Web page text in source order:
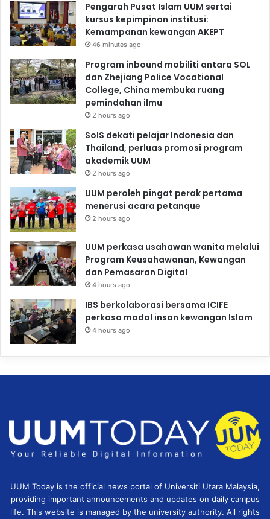
Pengarah Pusat Islam UUM sertai
kursus kepimpinan institusi:
Kemampanan kewangan AKEPT
46 minutes ago
Program inbound mobiliti antara SOL
dan Zhejiang Police Vocational
College, China membuka ruang
pemindahan ilmu
2 hours ago
SoIS dekati pelajar Indonesia dan
Thailand, perluas promosi program
akademik UUM
2 hours ago
UUM peroleh pingat perak pertama
menerusi acara petanque
2 hours ago
UUM perkasa usahawan wanita melalui
Program Keusahawanan, Kewangan
dan Pemasaran Digital
4 hours ago
IBS berkolaborasi bersama ICIFE
perkasa modal insan kewangan Islam
4 hours ago
UUM Today is the official news portal of Universiti Utara Malaysia,
providing important announcements and updates on daily campus
life. This website is managed by the university authority. All rights